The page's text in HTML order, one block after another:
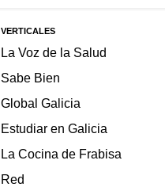
VERTICALES
La Voz de la Salud
Sabe Bien
Global Galicia
Estudiar en Galicia
La Cocina de Frabisa
Red